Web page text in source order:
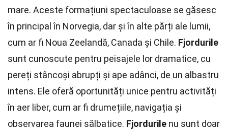
mare. Aceste formațiuni spectaculoase se găsesc
în principal în Norvegia, dar și în alte părți ale lumii,
cum ar fi Noua Zeelandă, Canada și Chile. Fjordurile
sunt cunoscute pentru peisajele lor dramatice, cu
pereți stâncoși abrupți și ape adânci, de un albastru
intens. Ele oferă oportunități unice pentru activități
în aer liber, cum ar fi drumețiile, navigația și
observarea faunei sălbatice. Fjordurile nu sunt doar